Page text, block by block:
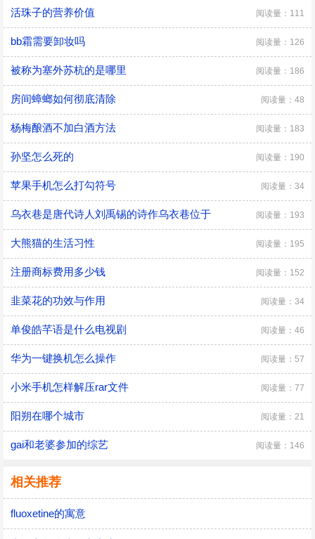
活珠子的营养价值 阅读量：111
​bb霜需要卸妆吗 阅读量：126
被称为塞外苏杭的是哪里 阅读量：186
房间蟑螂如何彻底清除 阅读量：48
杨梅酿酒不加白酒方法 阅读量：183
孙坚怎么死的 阅读量：190
苹果手机怎么打勾符号 阅读量：34
乌衣巷是唐代诗人刘禹锡的诗作乌衣巷位于 阅读量：193
大熊猫的生活习性 阅读量：195
注册商标费用多少钱 阅读量：152
韭菜花的功效与作用 阅读量：34
单俊皓芊语是什么电视剧 阅读量：46
华为一键换机怎么操作 阅读量：57
小米手机怎样解压rar文件 阅读量：77
阳朔在哪个城市 阅读量：21
gai和老婆参加的综艺 阅读量：146
相关推荐
fluoxetine的寓意